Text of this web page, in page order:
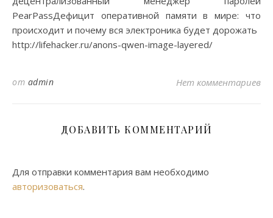
PearPassДефицит оперативной памяти в мире: что
происходит и почему вся электроника будет дорожать
http://lifehacker.ru/anons-qwen-image-layered/
от admin Нет комментариев
ДОБАВИТЬ КОММЕНТАРИЙ
Для отправки комментария вам необходимо
авторизоваться.